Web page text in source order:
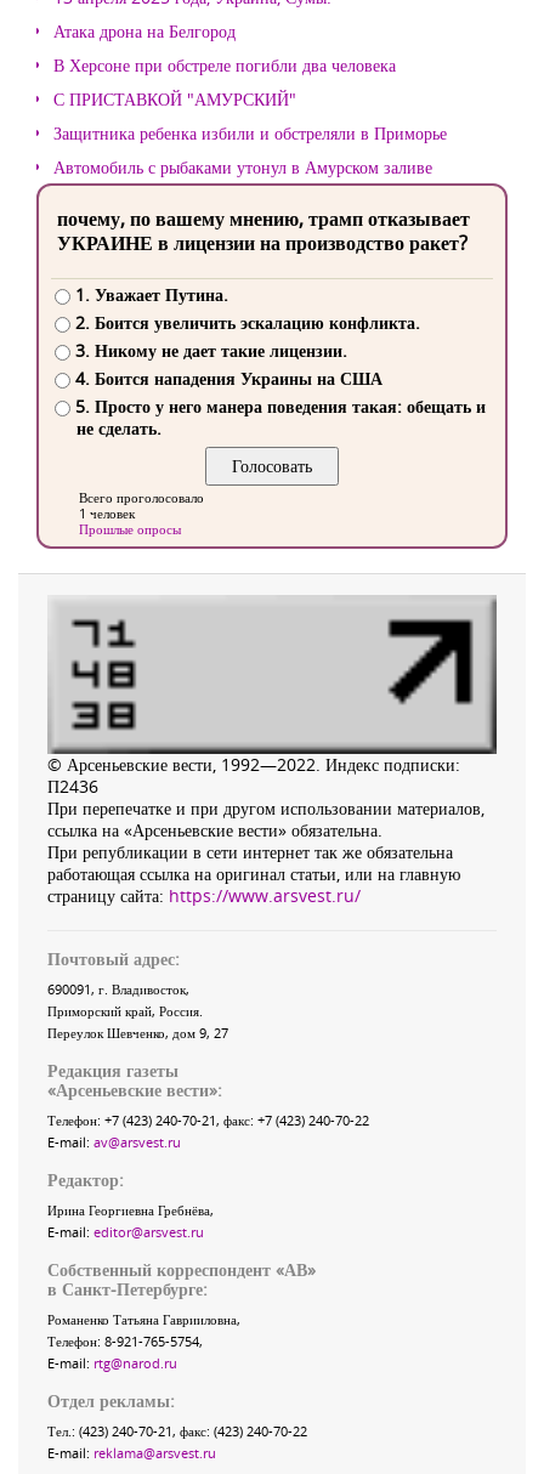
Атака дрона на Белгород
В Херсоне при обстреле погибли два человека
С ПРИСТАВКОЙ "АМУРСКИЙ"
Защитника ребенка избили и обстреляли в Приморье
Автомобиль с рыбаками утонул в Амурском заливе
почему, по вашему мнению, трамп отказывает
УКРАИНЕ в лицензии на производство ракет?
1. Уважает Путина.
2. Боится увеличить эскалацию конфликта.
3. Никому не дает такие лицензии.
4. Боится нападения Украины на США
5. Просто у него манера поведения такая: обещать и
не сделать.
Всего проголосовало
1 человек
Прошлые опросы
© Арсеньевские вести, 1992—2022. Индекс подписки:
П2436
При перепечатке и при другом использовании материалов,
ссылка на «Арсеньевские вести» обязательна.
При републикации в сети интернет так же обязательна
работающая ссылка на оригинал статьи, или на главную
страницу сайта: https://www.arsvest.ru/
Почтовый адрес:
690091, г. Владивосток,
Приморский край, Россия
Переулок Шевченко, дом 9, 27
Редакция газеты
«Арсеньевские вести»:
Телефон: +7 (423) 240-70-21, факс: +7 (423) 240-70-22
E-mail: av@arsvest.ru
Редактор:
Ирина Георгиевна Гребнёва,
E-mail: editor@arsvest.ru
Собственный корреспондент «АВ»
в Санкт-Петербурге:
Романенко Татьяна Гаврииловна,
Телефон: 8-921-765-5754,
E-mail: rtg@narod.ru
Отдел рекламы:
Тел.: (423) 240-70-21, факс: (423) 240-70-22
E-mail: reklama@arsvest.ru